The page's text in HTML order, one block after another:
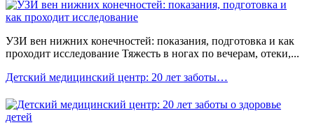
УЗИ вен нижних конечностей: показания, подготовка и как
проходит исследование Тяжесть в ногах по вечерам, отеки,...
Детский медицинский центр: 20 лет заботы…